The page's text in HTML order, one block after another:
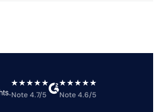
Note 4.7/5 Note 4.6/5